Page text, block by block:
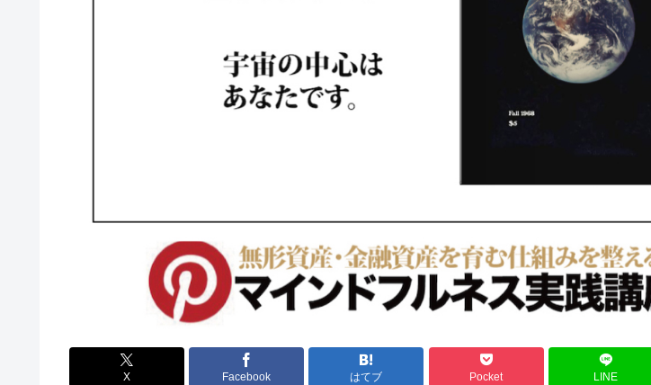
X Facebook はてブ Pocket LINE